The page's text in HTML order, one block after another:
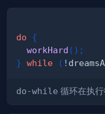
do
{
workHard ( ) ;
} while ( !
do-while 循环在执